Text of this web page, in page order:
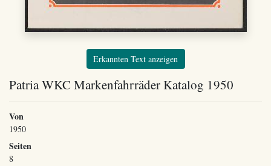
Erkannten Text anzeigen
Patria WKC Markenfahrräder Katalog 1950
Von
1950
Seiten
8